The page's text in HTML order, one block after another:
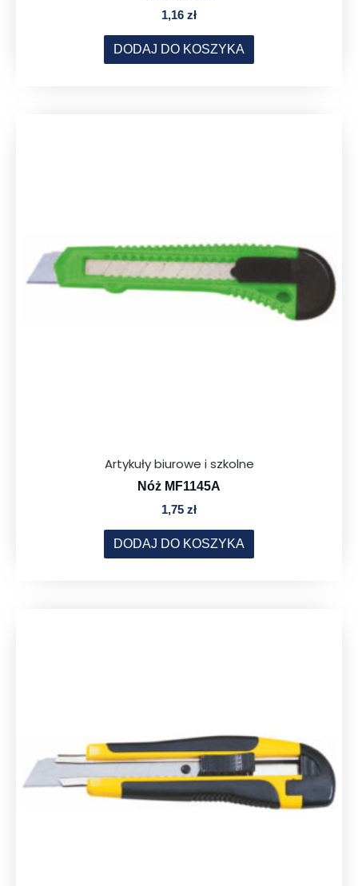
1,16 zł
DODAJ DO KOSZYKA
Artykuły biurowe i szkolne
Nóż MF1145A
1,75 zł
DODAJ DO KOSZYKA